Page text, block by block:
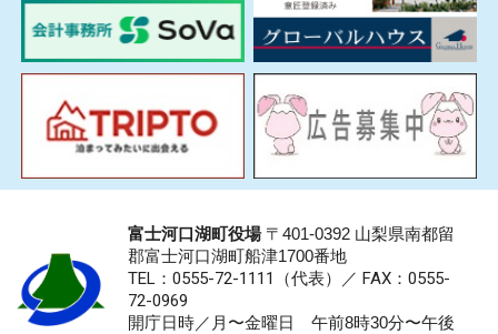
富士河口湖町役場〒401-0392 山梨県南都留
郡富士河口湖町船津1700番地
TEL：0555-72-1111 （代表）／ FAX：0555-
72-0969
開庁日時／月〜金曜日 午前8時30分〜午後